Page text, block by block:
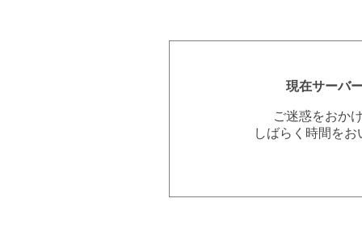
現在サーバ
ご迷惑をおか
しばらく時間を